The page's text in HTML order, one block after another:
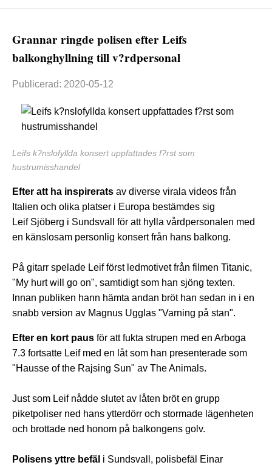
Grannar ringde polisen efter Leifs
balkonghyllning till v?rdpersonal
Publicerad: 2020-05-12
Leifs k?nslofyllda konsert uppfattades f?rst som
hustrumisshandel
Efter att ha inspirerats av diverse virala videos från
Italien och olika platser i Europa bestämdes sig
Leif Sjöberg i Sundsvall för att hylla vårdpersonalen med
en känslosam personlig konsert från hans balkong.
På gitarr spelade Leif först ledmotivet från filmen Titanic,
"My hurt will go on", samtidigt som han sjöng texten.
Innan publiken hann hämta andan bröt han sedan in i en
snabb version av Magnus Ugglas "Varning på stan".
Efter en kort paus för att fukta strupen med en Arboga
7.3 fortsatte Leif med en låt som han presenterade som
"Hausse of the Rajsing Sun" av The Animals.
Just som Leif nådde slutet av låten bröt en grupp
piketpoliser ned hans ytterdörr och stormade lägenheten
och brottade ned honom på balkongens golv.
Polisens yttre befäl i Sundsvall, polisbefäl Einar